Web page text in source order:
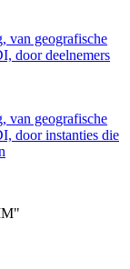
van geografische
door deelnemers
van geografische
door instanties die